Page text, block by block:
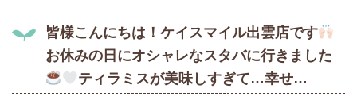
皆様こんにちは！ケイスマイル出雲店です
お休みの日にオシャレなスタバに行きました
ティラミスが美味しすぎて…幸せ…